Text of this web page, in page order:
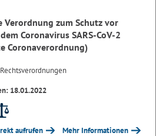
Verordnung zum Schutz vor
Coronavirus SARS-CoV-2
Coronaverordnung)
18.01.2022
aufrufen Mehr Informationen